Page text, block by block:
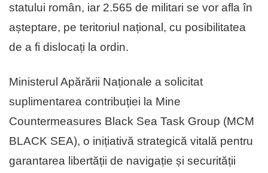
statului român, iar 2.565 de militari se vor afla în
așteptare, pe teritoriul național, cu posibilitatea
de a fi dislocați la ordin.
Ministerul Apărării Naționale a solicitat
suplimentarea contribuției la Mine
Countermeasures Black Sea Task Group (MCM
BLACK SEA), o inițiativă strategică vitală pentru
garantarea libertății de navigație și securității